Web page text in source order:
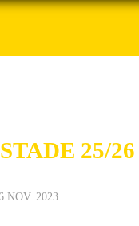
25/
NOV. 2023